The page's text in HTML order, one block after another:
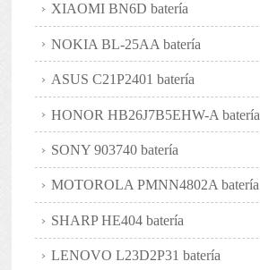
XIAOMI BN6D batería
NOKIA BL-25AA batería
ASUS C21P2401 batería
HONOR HB26J7B5EHW-A batería
SONY 903740 batería
MOTOROLA PMNN4802A batería
SHARP HE404 batería
LENOVO L23D2P31 batería